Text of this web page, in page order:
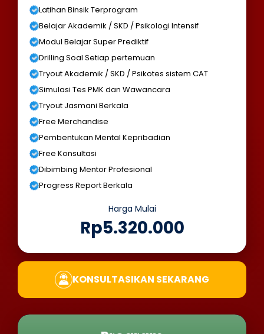
Latihan Binsik Terprogram
Belajar Akademik / SKD / Psikologi Intensif
Modul Belajar Super Prediktif
Drilling Soal Setiap pertemuan
Tryout Akademik / SKD / Psikotes sistem CAT
Simulasi Tes PMK dan Wawancara
Tryout Jasmani Berkala
Free Merchandise
Pembentukan Mental Kepribadian
Free Konsultasi
Dibimbing Mentor Profesional
Progress Report Berkala
Harga Mulai
Rp5.320.000
KONSULTASIKAN SEKARANG